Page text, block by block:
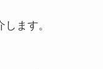
ます。